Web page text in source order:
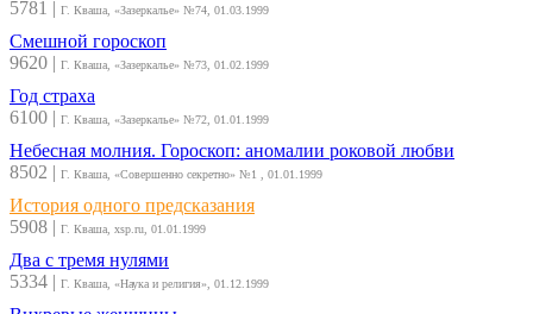
5781 | Г. Кваша, «Зазеркалье» №74, 01.03.1999
Смешной гороскоп
9620 | Г. Кваша, «Зазеркалье» №73, 01.02.1999
Год страха
6100 | Г. Кваша, «Зазеркалье» №72, 01.01.1999
Небесная молния. Гороскоп: аномалии роковой любви
8502 | Г. Кваша, «Совершенно секретно» №1 , 01.01.1999
История одного предсказания
5908 | Г. Кваша, xsp.ru, 01.01.1999
Два с тремя нулями
5334 | Г. Кваша, «Наука и религия», 01.12.1999